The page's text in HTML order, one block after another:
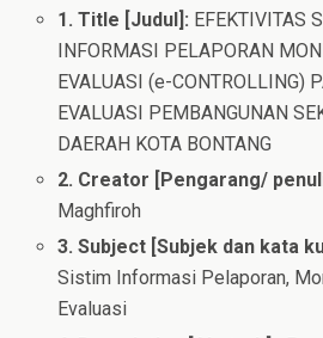
1. Title [Judul]: EFEKTIVITAS
INFORMASI PELAPORAN
EVALUASI (e-CONTROLLING)
EVALUASI PEMBANGUNAN
DAERAH KOTA BONTANG
2. Creator [Pengarang/
Maghfiroh
3. Subject [Subjek dan kata
Sistim Informasi Pelaporan,
Evaluasi